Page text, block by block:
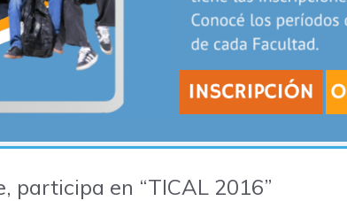
participa en “TICAL 2016”